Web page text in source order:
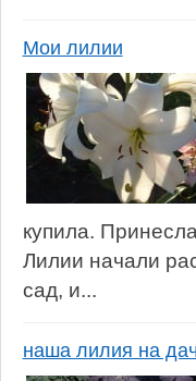
Мои лилии
купила.
Лилии начали
сад, и...
наша лилия на